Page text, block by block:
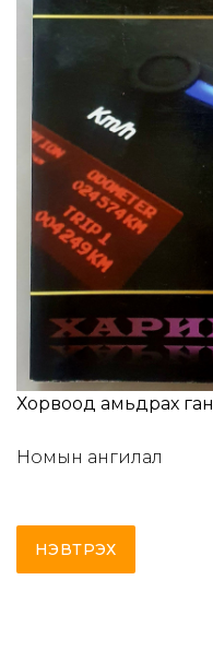
Хорвоод амьдрах
Номын ангилал
НЭВТРЭХ